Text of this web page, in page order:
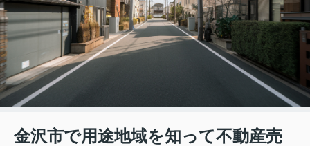
金沢市で用途地域を知って不動産売